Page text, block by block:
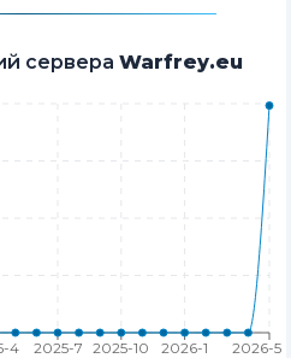
сервера Warfrey.eu
4 2025-7 2025-10 2026-1 2026-5